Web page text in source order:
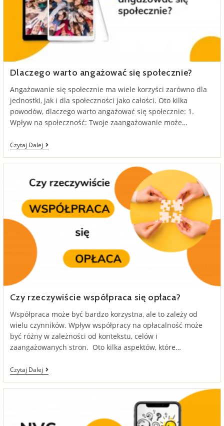
Dlaczego warto angażować się społecznie?
Angażowanie się społecznie ma wiele korzyści zarówno dla
jednostki, jak i dla społeczności jako całości. Oto kilka
powodów, dlaczego warto angażować się społecznie: 1.
Wpływ na społeczność: Twoje zaangażowanie może…
Czytaj DalejDlaczego
Warto
Angażować
Czy rzeczywiście współpraca się opłaca?
Współpraca może być bardzo korzystna, ale to zależy od
wielu czynników. Wpływ współpracy na opłacalność może
być różny w zależności od kontekstu, celów i
zaangażowanych stron. Oto kilka aspektów, które…
Czytaj DalejCzy
Rzeczywiście